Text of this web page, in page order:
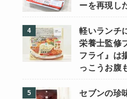
ーを再現し
軽いランチ
栄養士監修
フライ』は
っこうお腹
セブンの珍